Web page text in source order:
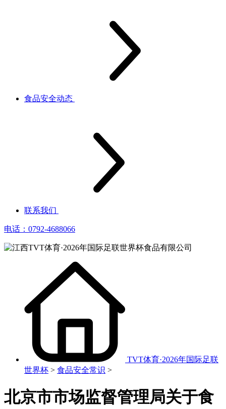
食品安全动态
联系我们
电话：0792-4688066
TVT体育·2026年国际足联
世界杯 > 食品安全常识 >
北京市市场监督管理局关于食